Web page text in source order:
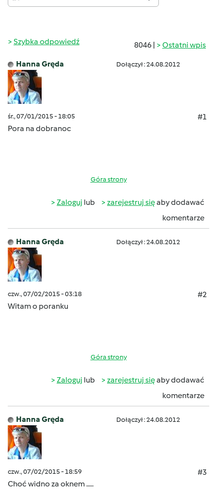
8046 | Ostatni wpis
Szybka odpowiedź
Hanna Gręda Dołączył : 24.08.2012
śr., 07/01/2015 - 18:05
#1
Pora na dobranoc
Góra strony
Zaloguj lub zarejestruj sięaby dodawać
komentarze
Hanna Gręda Dołączył : 24.08.2012
czw., 07/02/2015 - 03:18
#2
Witam o poranku
Góra strony
Zaloguj lub zarejestruj sięaby dodawać
komentarze
Hanna Gręda Dołączył : 24.08.2012
czw., 07/02/2015 - 18:59
#3
Choć widno za oknem .....